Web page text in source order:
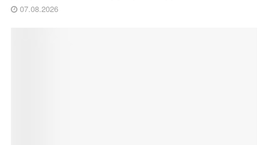
07.08.2026